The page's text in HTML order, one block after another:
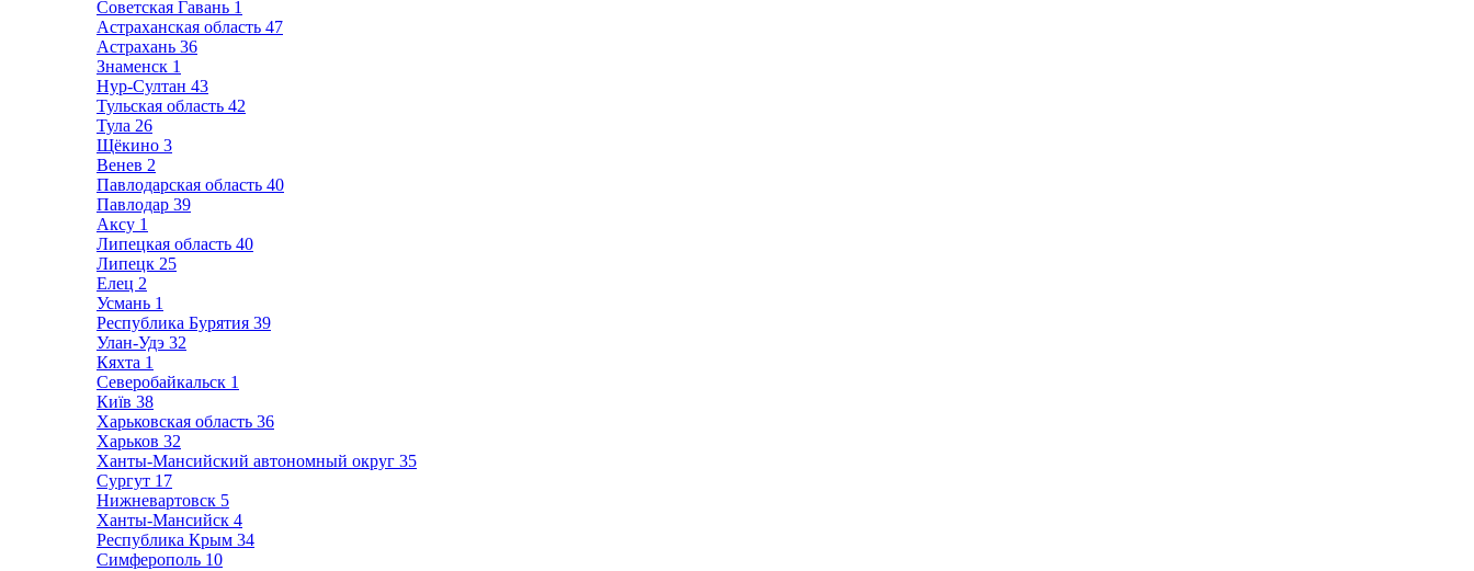
Советская Гавань 1
Астраханская область 47
Астрахань 36
Знаменск 1
Нур-Султан 43
Тульская область 42
Тула 26
Щёкино 3
Венев 2
Павлодарская область 40
Павлодар 39
Аксу 1
Липецкая область 40
Липецк 25
Елец 2
Усмань 1
Республика Бурятия 39
Улан-Удэ 32
Кяхта 1
Северобайкальск 1
Київ 38
Харьковская область 36
Харьков 32
Ханты-Мансийский автономный округ 35
Сургут 17
Нижневартовск 5
Ханты-Мансийск 4
Республика Крым 34
Симферополь 10